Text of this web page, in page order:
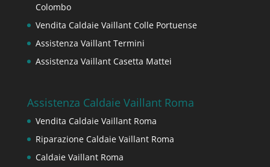
Colombo
Vendita Caldaie Vaillant Colle Portuense
Assistenza Vaillant Termini
Assistenza Vaillant Casetta Mattei
Assistenza Caldaie Vaillant Roma
Vendita Caldaie Vaillant Roma
Riparazione Caldaie Vaillant Roma
Caldaie Vaillant Roma